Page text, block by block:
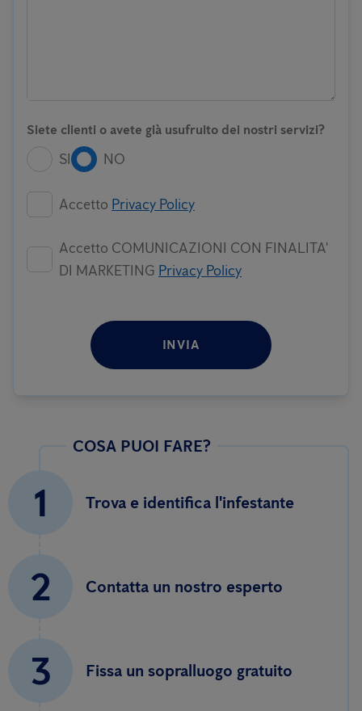
Siete clienti o avete già usufruito dei nostri servizi?
SI NO
Accetto Privacy Policy
Accetto COMUNICAZIONI CON FINALITA'
DI MARKETING Privacy Policy
INVIA
COSA PUOI FARE?
1 Trova e identifica l'infestante
2 Contatta un nostro esperto
3 Fissa un sopralluogo gratuito